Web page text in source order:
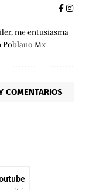
me entusiasma
Poblano Mx
COMENTARIOS